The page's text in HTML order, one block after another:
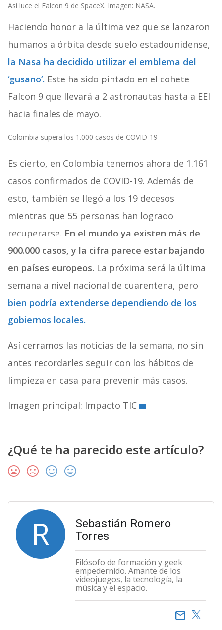
Así luce el Falcon 9 de SpaceX. Imagen: NASA.
Haciendo honor a la última vez que se lanzaron
humanos a órbita desde suelo estadounidense,
la Nasa ha decidido utilizar el emblema del
‘gusano’. Este ha sido pintado en el cohete
Falcon 9 que llevará a 2 astronautas hasta a EEI
hacia finales de mayo.
Colombia supera los 1.000 casos de COVID-19
Es cierto, en Colombia tenemos ahora de 1.161
casos confirmados de COVID-19. Además de
esto, también se llegó a los 19 decesos
mientras que 55 personas han logrado
recuperarse. En el mundo ya existen más de
900.000 casos, y la cifra parece estar bajando
en países europeos. La próxima será la última
semana a nivel nacional de cuarentena, pero
bien podría extenderse dependiendo de los
gobiernos locales.
Así cerramos las noticias de la semana, no sin
antes recordarles seguir con los hábitos de
limpieza en casa para prevenir más casos.
Imagen principal: Impacto TIC
¿Qué te ha parecido este artículo?
R
Sebastián Romero
Torres
Filósofo de formación y geek
empedernido. Amante de los
videojuegos, la tecnología, la
música y el espacio.
email